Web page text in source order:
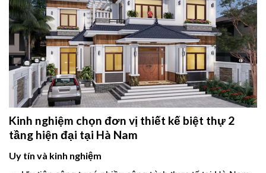
Kinh nghiệm chọn đơn vị thiết kế biệt thự 2
tầng hiện đại tại Hà Nam
Uy tín và kinh nghiệm